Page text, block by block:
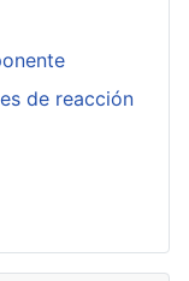
de reacción